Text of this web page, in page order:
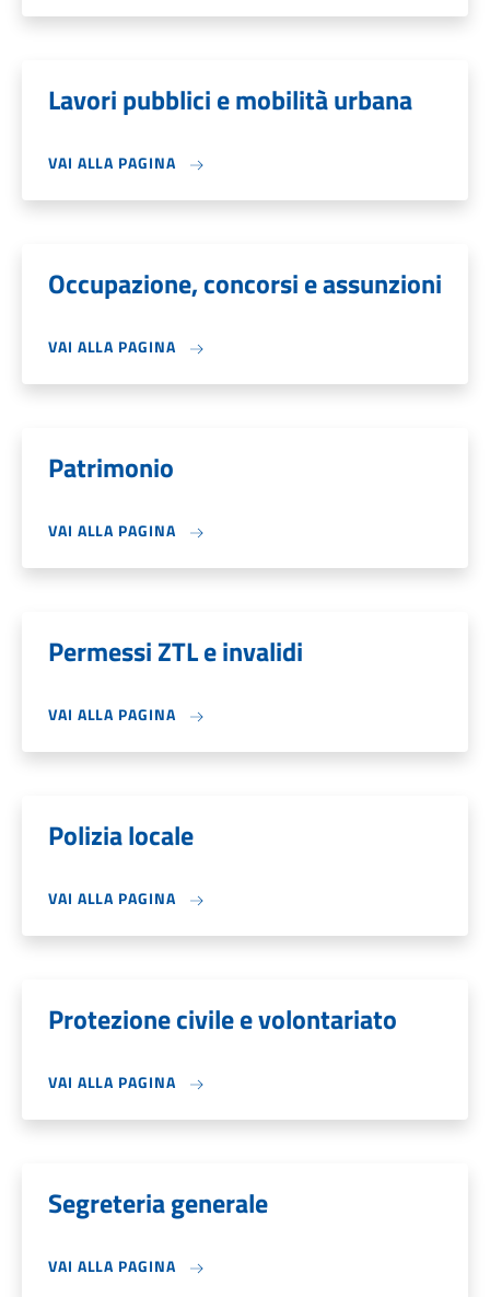
Lavori pubblici e mobilità urbana
VAI ALLA PAGINA
Occupazione, concorsi e assunzioni
VAI ALLA PAGINA
Patrimonio
VAI ALLA PAGINA
Permessi ZTL e invalidi
VAI ALLA PAGINA
Polizia locale
VAI ALLA PAGINA
Protezione civile e volontariato
VAI ALLA PAGINA
Segreteria generale
VAI ALLA PAGINA